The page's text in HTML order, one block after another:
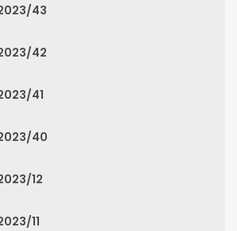
43
42
41
40
12
11